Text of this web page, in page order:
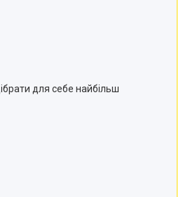
для себе найбільш